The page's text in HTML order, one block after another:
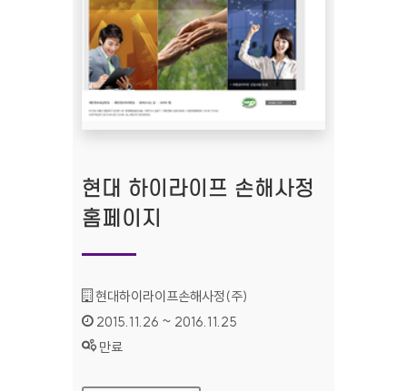
현대 하이라이프 손해사정
홈페이지
기관명 :
현대하이라이프손해사정(주)
인증기간 :
2015.11.26 ~ 2016.11.25
상태 :
만료